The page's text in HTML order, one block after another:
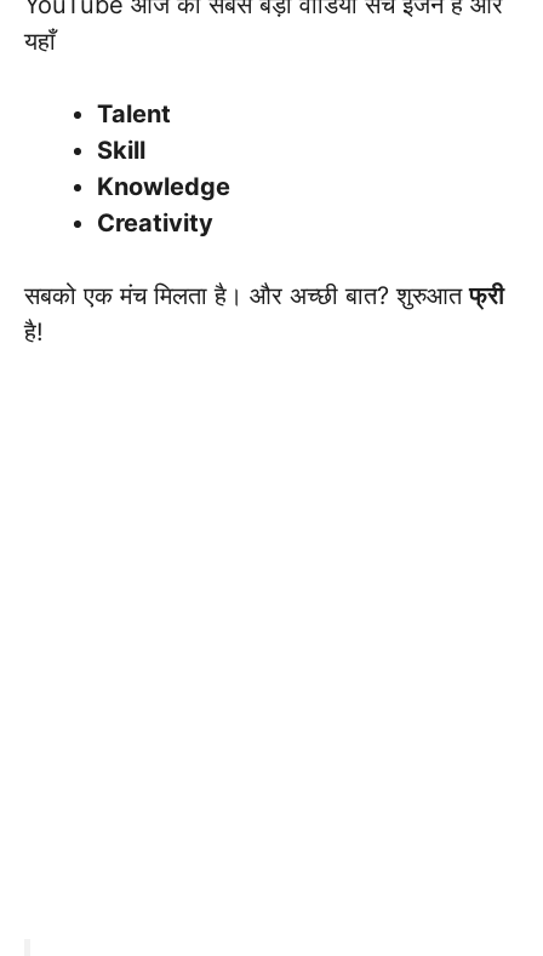
यहाँ
Talent
Skill
Knowledge
Creativity
सबको एक मंच मिलता है। और अच्छी बात? शुरुआतफ्री
है!